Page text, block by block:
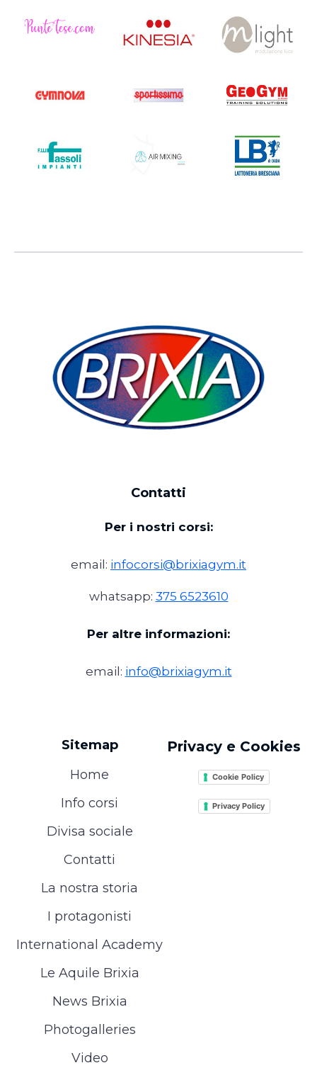
Contatti
Per i nostri corsi:
email: infocorsi@brixiagym.it
whatsapp: 375 6523610
Per altre informazioni:
email: info@brixiagym.it
Sitemap
Home
Info corsi
Divisa sociale
Contatti
La nostra storia
I protagonisti
International Academy
Le Aquile Brixia
News Brixia
Photogalleries
Video
Privacy e Cookies
Cookie Policy
Privacy Policy